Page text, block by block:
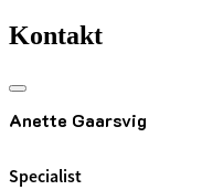
Kontakt
Anette Gaarsvig
Specialist